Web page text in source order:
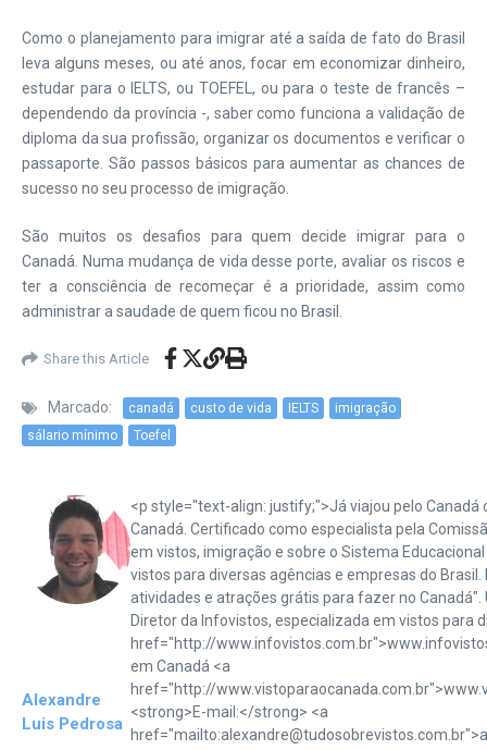
Como o planejamento para imigrar até a saída de fato do Brasil
leva alguns meses, ou até anos, focar em economizar dinheiro,
estudar para o IELTS, ou TOEFEL, ou para o teste de francês –
dependendo da província -, saber como funciona a validação de
diploma da sua profissão, organizar os documentos e verificar o
passaporte. São passos básicos para aumentar as chances de
sucesso no seu processo de imigração.
São muitos os desafios para quem decide imigrar para o
Canadá. Numa mudança de vida desse porte, avaliar os riscos e
ter a consciência de recomeçar é a prioridade, assim como
administrar a saudade de quem ficou no Brasil.
Share this Article
Marcado: canadá custo de vida IELTS
imigração
sálario mínimo
Toefel
Alexandre
Luis Pedrosa
<p style="text-align: justify;">Já viajou pelo Canadá
Canadá. Certificado como especialista pela
em vistos, imigração e sobre o Sistema
vistos para diversas agências e empresas do
atividades e atrações grátis para fazer no
Diretor da Infovistos, especializada em vistos para
href="http://
em Canadá <a
href="http://
<strong>E-mail:</strong> <a